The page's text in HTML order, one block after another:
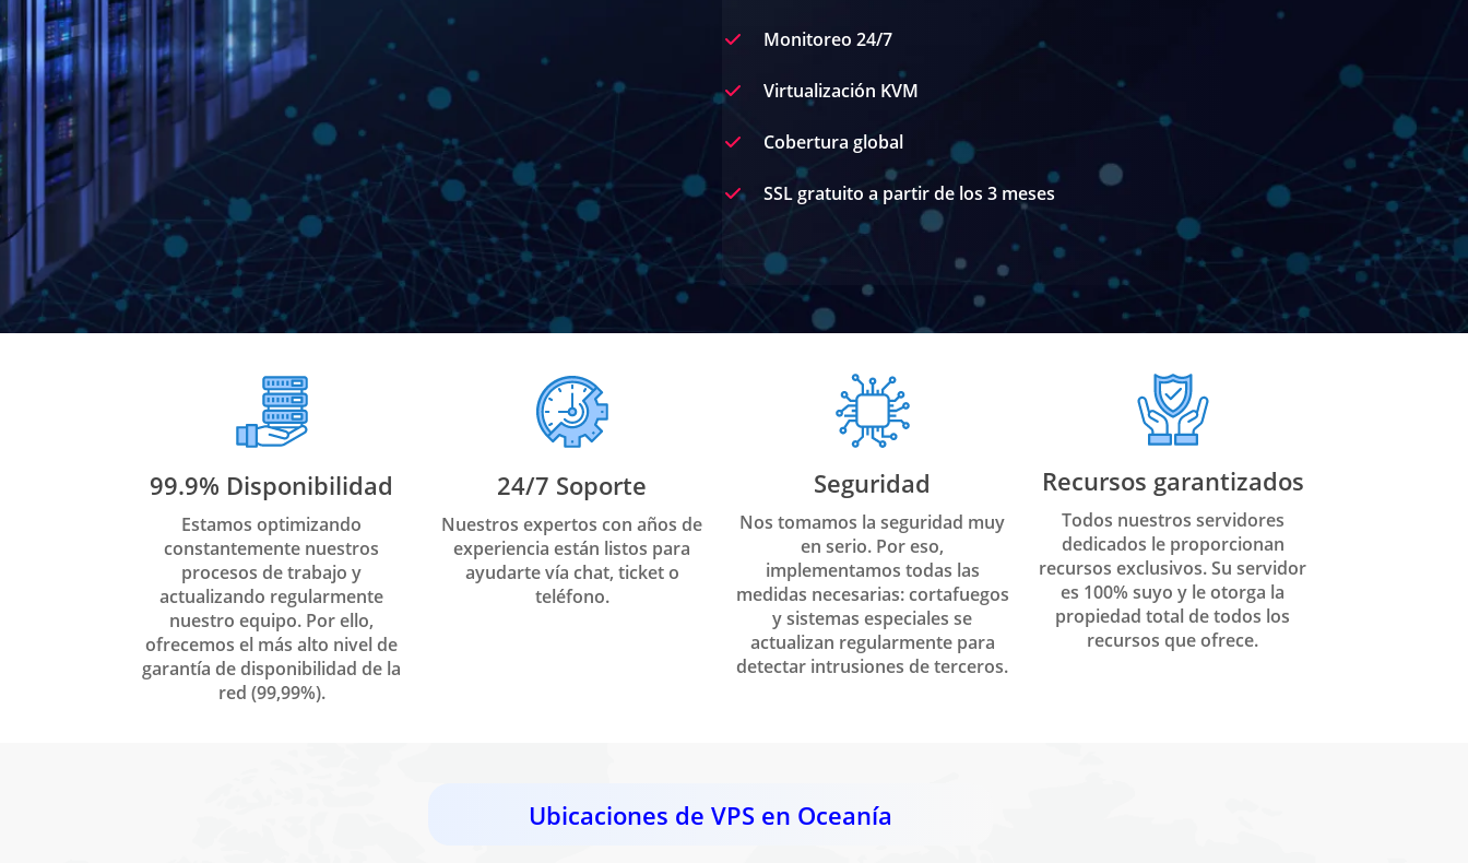
Monitoreo 24/7
Virtualización KVM
Cobertura global
SSL gratuito a partir de los 3 meses
99.9% Disponibilidad
Estamos optimizando
constantemente nuestros
procesos de trabajo y
actualizando regularmente
nuestro equipo. Por ello,
ofrecemos el más alto nivel de
garantía de disponibilidad de la
red (99,99%).
24/7 Soporte
Nuestros expertos con años de
experiencia están listos para
ayudarte vía chat, ticket o
teléfono.
Seguridad
Nos tomamos la seguridad muy
en serio. Por eso,
implementamos todas las
medidas necesarias: cortafuegos
y sistemas especiales se
actualizan regularmente para
detectar intrusiones de terceros.
Recursos garantizados
Todos nuestros servidores
dedicados le proporcionan
recursos exclusivos. Su servidor
es 100% suyo y le otorga la
propiedad total de todos los
recursos que ofrece.
Ubicaciones de VPS en Oceanía